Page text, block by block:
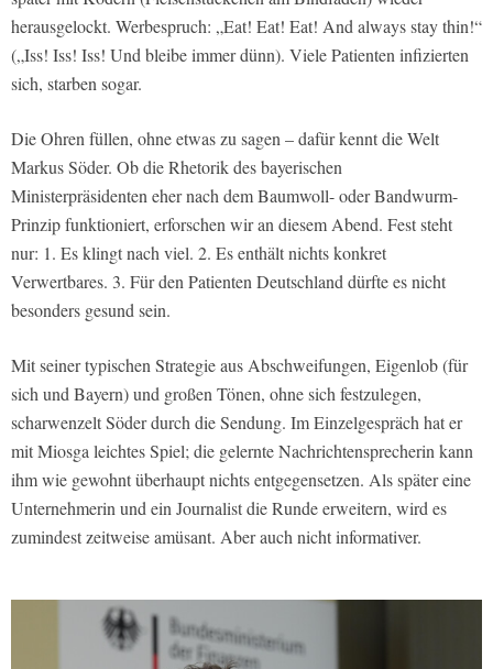
herausgelockt. Werbespruch: „Eat! Eat! Eat! And always stay thin!“
(„Iss! Iss! Iss! Und bleibe immer dünn). Viele Patienten infizierten
sich, starben sogar.
Die Ohren füllen, ohne etwas zu sagen – dafür kennt die Welt
Markus Söder. Ob die Rhetorik des bayerischen
Ministerpräsidenten eher nach dem Baumwoll- oder Bandwurm-
Prinzip funktioniert, erforschen wir an diesem Abend. Fest steht
nur: 1. Es klingt nach viel. 2. Es enthält nichts konkret
Verwertbares. 3. Für den Patienten Deutschland dürfte es nicht
besonders gesund sein.
Mit seiner typischen Strategie aus Abschweifungen, Eigenlob (für
sich und Bayern) und großen Tönen, ohne sich festzulegen,
scharwenzelt Söder durch die Sendung. Im Einzelgespräch hat er
mit Miosga leichtes Spiel; die gelernte Nachrichtensprecherin kann
ihm wie gewohnt überhaupt nichts entgegensetzen. Als später eine
Unternehmerin und ein Journalist die Runde erweitern, wird es
zumindest zeitweise amüsant. Aber auch nicht informativer.